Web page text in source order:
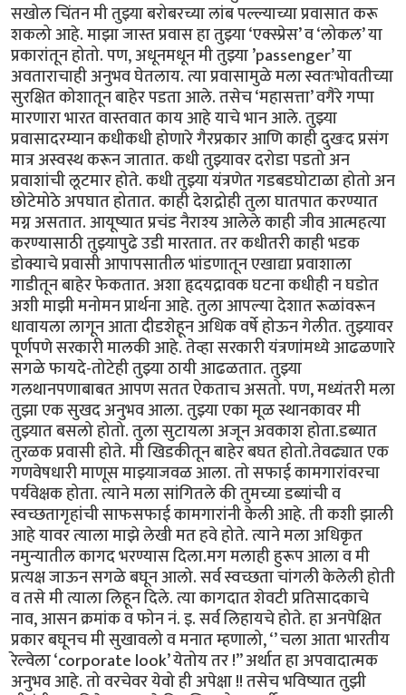
सखोल चिंतन मी तुझ्या बरोबरच्या लांब पल्ल्याच्या प्रवासात करू
शकलो आहे. माझा जास्त प्रवास हा तुझ्या ‘एक्स्प्रेस’ व ‘लोकल’ या
प्रकारांतून होतो. पण, अधूनमधून मी तुझ्या ’passenger’ या
अवताराचाही अनुभव घेतलाय. त्या प्रवासामुळे मला स्वतःभोवतीच्या
सुरक्षित कोशातून बाहेर पडता आले. तसेच ‘महासत्ता’ वगैरे गप्पा
मारणारा भारत वास्तवात काय आहे याचे भान आले. तुझ्या
प्रवासादरम्यान कधीकधी होणारे गैरप्रकार आणि काही दुखःद प्रसंग
मात्र अस्वस्थ करून जातात. कधी तुझ्यावर दरोडा पडतो अन
प्रवाशांची लूटमार होते. कधी तुझ्या यंत्रणेत गडबडघोटाळा होतो अन
छोटेमोठे अपघात होतात. काही देशद्रोही तुला घातपात करण्यात
मग्न असतात. आयूष्यात प्रचंड नैराश्य आलेले काही जीव आत्महत्या
करण्यासाठी तुझ्यापुढे उडी मारतात. तर कधीतरी काही भडक
डोक्याचे प्रवासी आपापसातील भांडणातून एखाद्या प्रवाशाला
गाडीतून बाहेर फेकतात. अशा हृदयद्रावक घटना कधीही न घडोत
अशी माझी मनोमन प्रार्थना आहे. तुला आपल्या देशात रूळांवरून
धावायला लागून आता दीडशेहून अधिक वर्षे होऊन गेलीत. तुझ्यावर
पूर्णपणे सरकारी मालकी आहे. तेव्हा सरकारी यंत्रणांमध्ये आढळणारे
सगळे फायदे-तोटेही तुझ्या ठायी आढळतात. तुझ्या
गलथानपणाबाबत आपण सतत ऐकताच असतो. पण, मध्यंतरी मला
तुझा एक सुखद अनुभव आला. तुझ्या एका मूळ स्थानकावर मी
तुझ्यात बसलो होतो. तुला सुटायला अजून अवकाश होता.डब्यात
तुरळक प्रवासी होते. मी खिडकीतून बाहेर बघत होतो.तेवढ्यात एक
गणवेषधारी माणूस माझ्याजवळ आला. तो सफाई कामगारांवरचा
पर्यवेक्षक होता. त्याने मला सांगितले की तुमच्या डब्यांची व
स्वच्छतागृहांची साफसफाई कामगारांनी केली आहे. ती कशी झाली
आहे यावर त्याला माझे लेखी मत हवे होते. त्याने मला अधिकृत
नमुन्यातील कागद भरण्यास दिला.मग मलाही हुरूप आला व मी
प्रत्यक्ष जाऊन सगळे बघून आलो. सर्व स्वच्छता चांगली केलेली होती
व तसे मी त्याला लिहून दिले. त्या कागदात शेवटी प्रतिसादकाचे
नाव, आसन क्रमांक व फोन नं. इ. सर्व लिहायचे होते. हा अनपेक्षित
प्रकार बघूनच मी सुखावलो व मनात म्हणालो, ‘’ चला आता भारतीय
रेल्वेला ‘corporate look’ येतोय तर !” अर्थात हा अपवादात्मक
अनुभव आहे. तो वरचेवर येवो ही अपेक्षा !! तसेच भविष्यात तुझी